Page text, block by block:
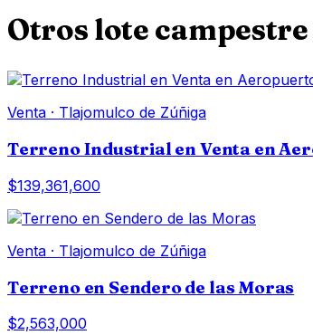
Otros lote campestre
Venta · Tlajomulco de Zúñiga
Terreno Industrial en Venta en
$139,361,600
Venta · Tlajomulco de Zúñiga
Terreno en Sendero de las Moras
$2,563,000